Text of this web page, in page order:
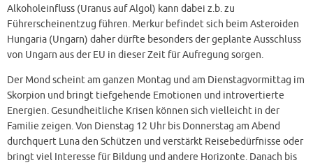
Alkoholeinfluss (Uranus auf Algol) kann dabei z.b. zu
Führerscheinentzug führen. Merkur befindet sich beim Asteroiden
Hungaria (Ungarn) daher dürfte besonders der geplante Ausschluss
von Ungarn aus der EU in dieser Zeit für Aufregung sorgen.
Der Mond scheint am ganzen Montag und am Dienstagvormittag im
Skorpion und bringt tiefgehende Emotionen und introvertierte
Energien. Gesundheitliche Krisen können sich vielleicht in der
Familie zeigen. Von Dienstag 12 Uhr bis Donnerstag am Abend
durchquert Luna den Schützen und verstärkt Reisebedürfnisse oder
bringt viel Interesse für Bildung und andere Horizonte. Danach bis